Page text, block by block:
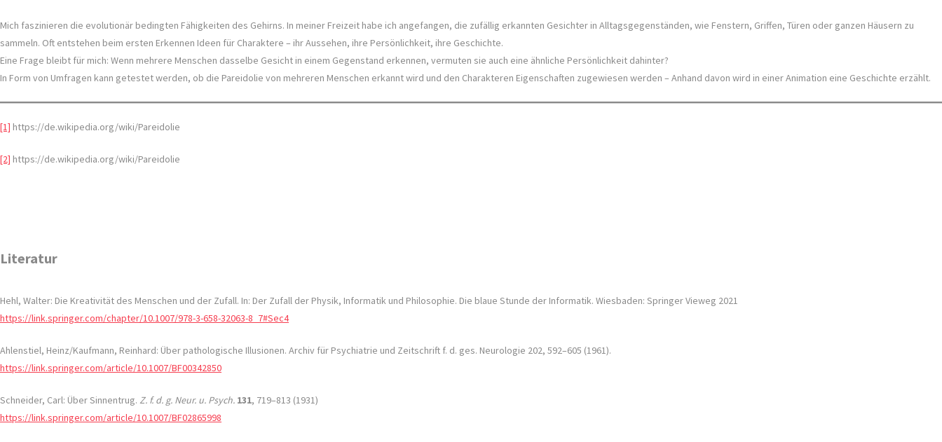
Mich faszinieren die evolutionär bedingten Fähigkeiten des Gehirns. In meiner Freizeit habe ich angefangen, die zufällig erkannten Gesichter in Alltagsgegenständen, wie Fenstern, Griffen, Türen oder ganzen Häusern zu
sammeln. Oft entstehen beim ersten Erkennen Ideen für Charaktere – ihr Aussehen, ihre Persönlichkeit, ihre Geschichte.
Eine Frage bleibt für mich: Wenn mehrere Menschen dasselbe Gesicht in einem Gegenstand erkennen, vermuten sie auch eine ähnliche Persönlichkeit dahinter?
In Form von Umfragen kann getestet werden, ob die Pareidolie von mehreren Menschen erkannt wird und den Charakteren Eigenschaften zugewiesen werden – Anhand davon wird in einer Animation eine Geschichte erzählt.
[1] https://de.wikipedia.org/wiki/Pareidolie
[2] https://de.wikipedia.org/wiki/Pareidolie
Literatur
Hehl, Walter: Die Kreativität des Menschen und der Zufall. In: Der Zufall der Physik, Informatik und Philosophie. Die blaue Stunde der Informatik. Wiesbaden: Springer Vieweg 2021
https://link.springer.com/chapter/10.1007/978-3-658-32063-8_7#Sec4
Ahlenstiel, Heinz/Kaufmann, Reinhard: Über pathologische Illusionen. Archiv für Psychiatrie und Zeitschrift f. d. ges. Neurologie 202, 592–605 (1961).
https://link.springer.com/article/10.1007/BF00342850
Schneider, Carl: Über Sinnentrug. Z. f. d. g. Neur. u. Psych. 131, 719–813 (1931)
https://link.springer.com/article/10.1007/BF02865998